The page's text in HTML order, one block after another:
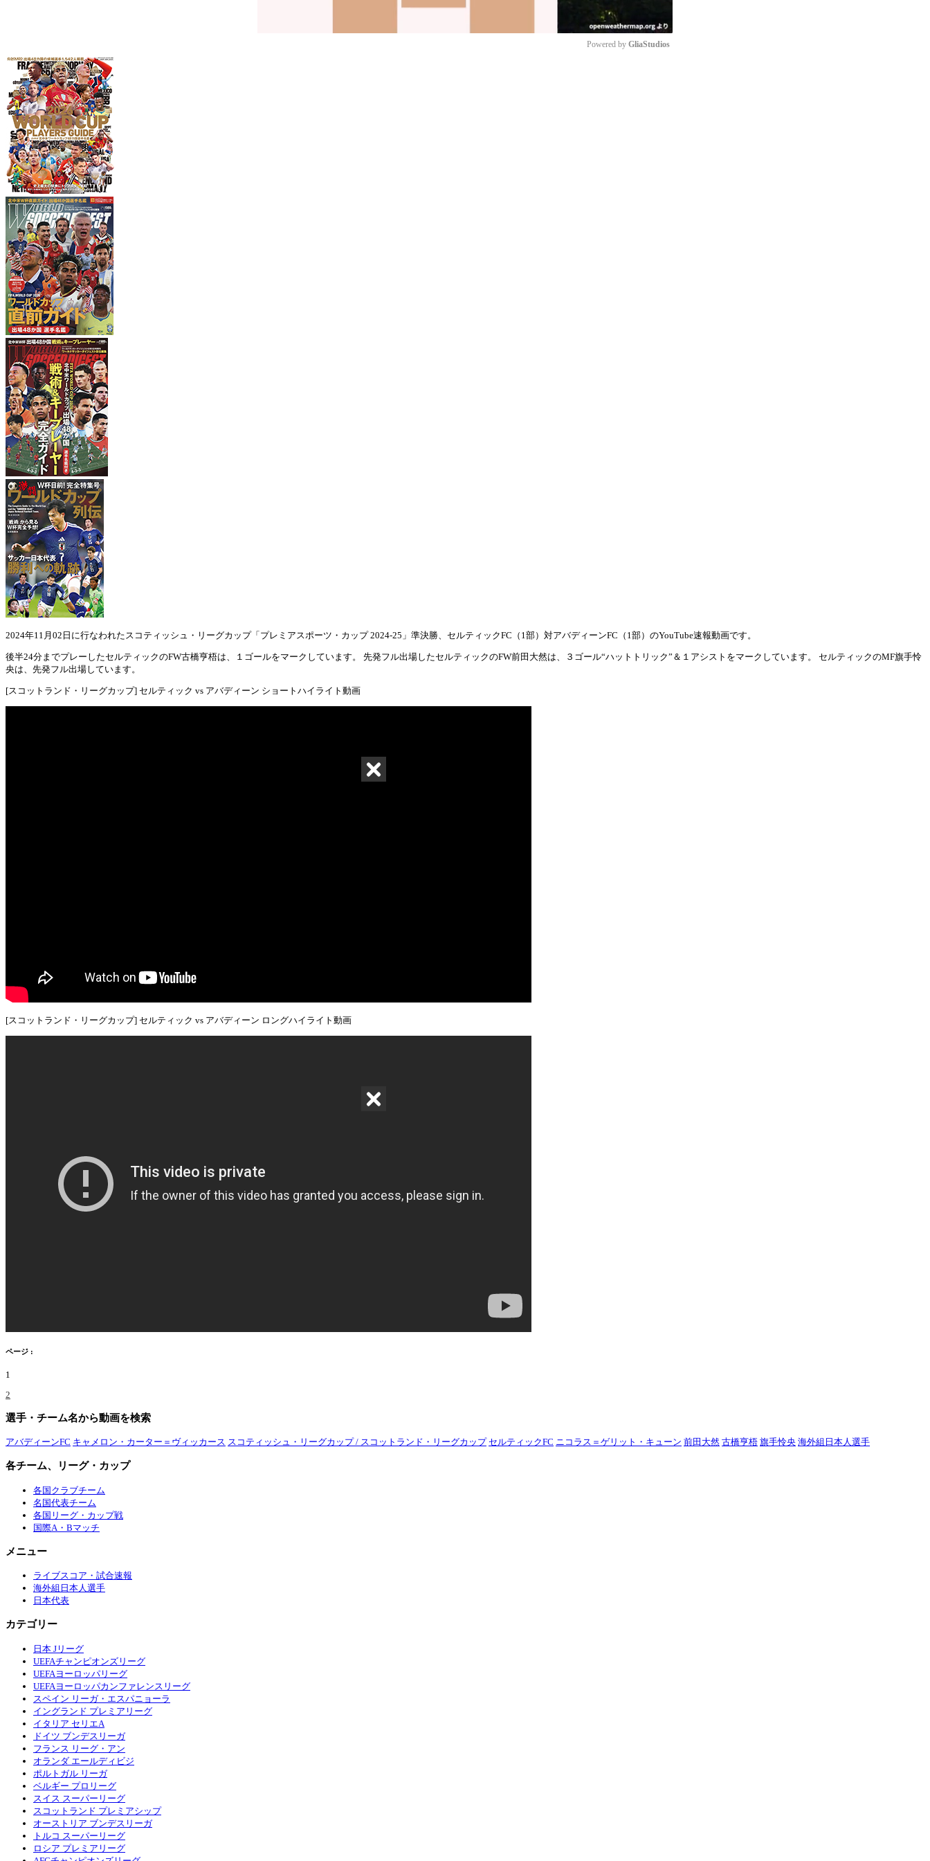
Powered by GliaStudios
2024年11月02日に行なわれたスコティッシュ・リーグカップ「プレミアスポーツ・カップ 2024-25」準決勝、セルティックFC（1部）対アバディーンFC（1部）のYouTube速報動画です。
後半24分までプレーしたセルティックのFW古橋亨梧は、１ゴールをマークしています。 先発フル出場したセルティックのFW前田大然は、３ゴール“ハットトリック”＆１アシストをマークしています。 セルティックのMF旗手怜
央は、先発フル出場しています。
[スコットランド・リーグカップ] セルティック vs アバディーン ショートハイライト動画
[スコットランド・リーグカップ] セルティック vs アバディーン ロングハイライト動画
ページ :
1
2
選手・チーム名から動画を検索
アバディーンFC キャメロン・カーター＝ヴィッカース スコティッシュ・リーグカップ / スコットランド・リーグカップ セルティックFC ニコラス＝ゲリット・キューン 前田大然 古橋亨梧 旗手怜央 海外組日本人選手
各チーム、リーグ・カップ
各国クラブチーム
名国代表チーム
各国リーグ・カップ戦
国際A・Bマッチ
メニュー
ライブスコア・試合速報
海外組日本人選手
日本代表
カテゴリー
日本 Jリーグ
UEFAチャンピオンズリーグ
UEFAヨーロッパリーグ
UEFAヨーロッパカンファレンスリーグ
スペイン リーガ・エスパニョーラ
イングランド プレミアリーグ
イタリア セリエA
ドイツ ブンデスリーガ
フランス リーグ・アン
オランダ エールディビジ
ポルトガル リーガ
ベルギー プロリーグ
スイス スーパーリーグ
スコットランド プレミアシップ
オーストリア ブンデスリーガ
トルコ スーパーリーグ
ロシア プレミアリーグ